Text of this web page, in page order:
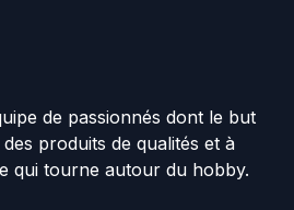
de passionnés dont le but
produits de qualités et à
qui tourne autour du hobby.